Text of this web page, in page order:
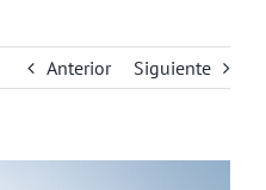
Anterior Siguiente